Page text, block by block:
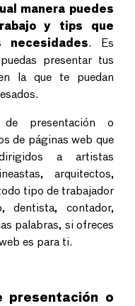
manera puedes
y tips que
necesidades. Es
presentar tus
la que te puedan
de presentación o
de páginas web que
a artistas
arquitectos,
tipo de trabajador
dentista, contador,
palabras, si ofreces
es para ti.
presentación o